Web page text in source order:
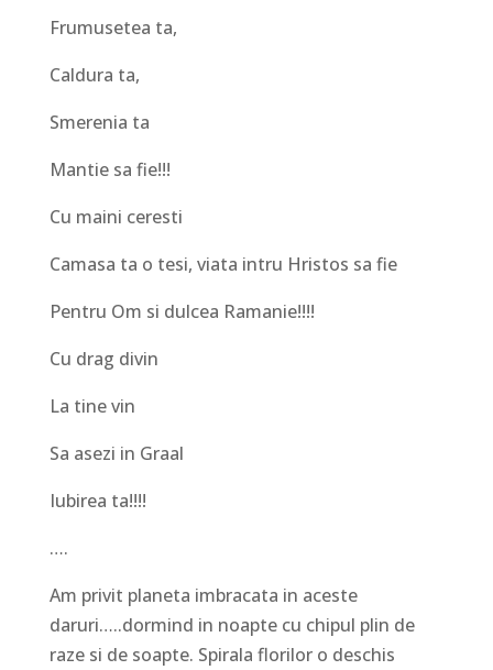
Frumusetea ta,
Caldura ta,
Smerenia ta
Mantie sa fie!!!
Cu maini ceresti
Camasa ta o tesi, viata intru Hristos sa fie
Pentru Om si dulcea Ramanie!!!!
Cu drag divin
La tine vin
Sa asezi in Graal
Iubirea ta!!!!
….
Am privit planeta imbracata in aceste
daruri…..dormind in noapte cu chipul plin de
raze si de soapte. Spirala florilor o deschis